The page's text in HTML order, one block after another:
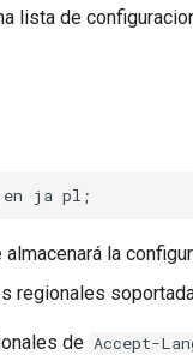
lista de
la
regionales
de Accept-